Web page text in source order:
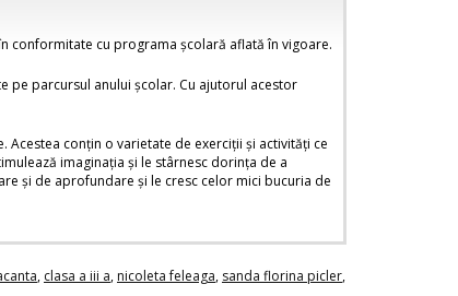
conformitate cu programa școlară aflată în vigoare.
pe parcursul anului școlar. Cu ajutorul acestor
conțin o varietate de exerciții și activități ce
imaginația și le stârnesc dorința de a
și de aprofundare și le cresc celor mici bucuria de
, clasa a iii a, nicoleta feleaga, sanda florina picler,